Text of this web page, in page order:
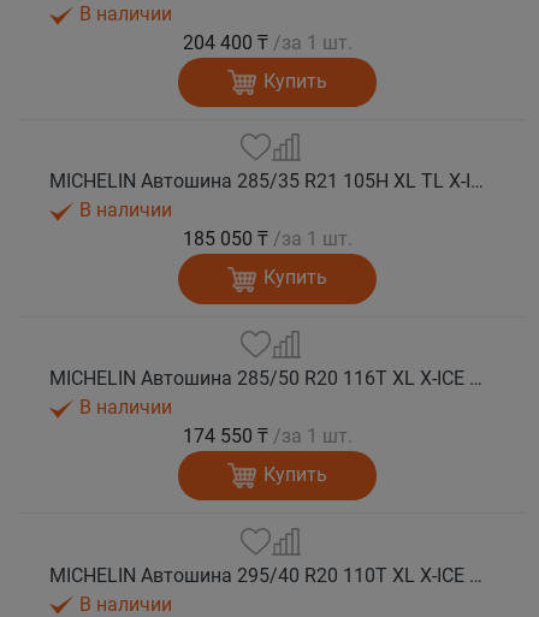
В наличии
204 400 ₸ /за 1 шт.
Купить
MICHELIN Автошина 285/35 R21 105H XL TL X-ICE SNOW SUV зима
В наличии
185 050 ₸ /за 1 шт.
Купить
MICHELIN Автошина 285/50 R20 116T XL X-ICE SNOW SUV зима
В наличии
174 550 ₸ /за 1 шт.
Купить
MICHELIN Автошина 295/40 R20 110T XL X-ICE SNOW SUV зима
В наличии